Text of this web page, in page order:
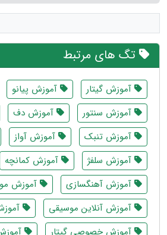
تگ های مرتبط
آموزش گیتار آموزش پیانو
آموزش سنتور
آموزش دف
آموزش تنبک
آموزش آواز
آموزش سلفژ
آموزش کمانچه
آموزش آهنگسازی
آموزش
آموزش آنلاین موسیقی
آموزش خصوصی گیتار